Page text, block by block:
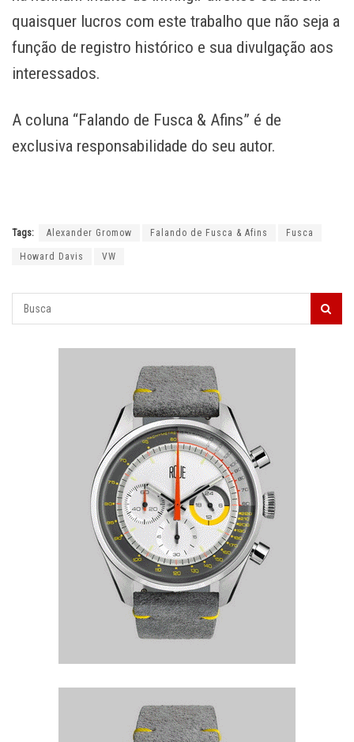
quaisquer lucros com este trabalho que não seja a
função de registro histórico e sua divulgação aos
interessados.
A coluna “Falando de Fusca & Afins” é de
exclusiva responsabilidade do seu autor.
Tags: Alexander Gromow Falando de Fusca & Afins Fusca
Howard Davis VW